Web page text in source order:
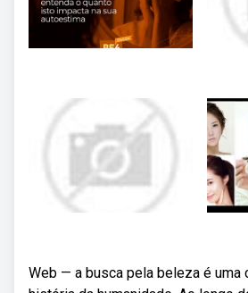
Web — a busca pela beleza é uma